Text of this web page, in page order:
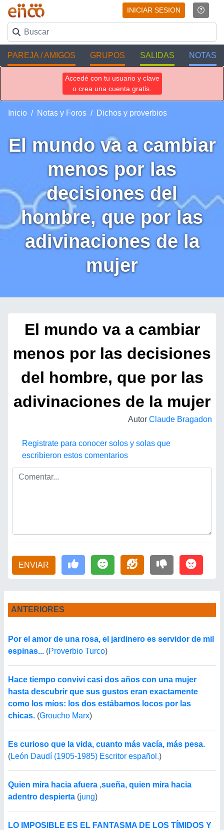
INICIAR SESION
PAREJA / AMIGOS GRUPOS SALIDAS NOTAS
Accedé con tu usuario y clave
o crea una cuenta gratis.
Inicio Notas y Foros Dichos y proverbios
El mundo va a cambiar
menos por las
decisiones del
hombre, que por las
adivinaciones de la
mujer
El mundo va a cambiar
menos por las decisiones
del hombre, que por las
adivinaciones de la mujer
Autor Claude Bragadon
Registrate para conocer solos y solas que
escribieron estos comentarios
ENVIAR
ANTERIORES
Por el amor de una rosa, el jardinero es servidor de mil
espinas... (Proverbio Turco)
Hace tiempo conviví casi dos años con una mujer
hasta descubrir que sus gustos eran exactamente
como los míos: los dos estábamos locos por las
chicas. (Groucho Marx)
Es curioso que la vida, cuanto más vacía, más pesa.
(León Daudí (1905-1985) Escritor español.)
Quien mira hacia afuera ,sueña, quien mira hacia
adentro despierta (jung)
LO IMPOSIBLE ES EL FANTASMA DE LOS TÍMIDOS Y